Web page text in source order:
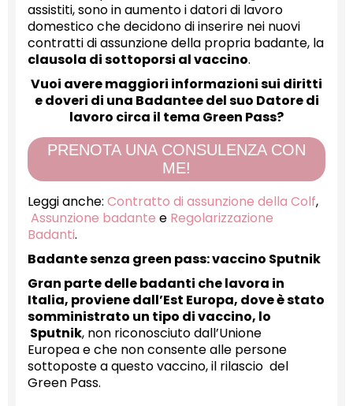
assistiti, sono in aumento i datori di lavoro
domestico che decidono di inserire nei nuovi
contratti di assunzione della propria badante, la
clausola di sottoporsi al vaccino.
Vuoi avere maggiori informazioni sui diritti
e doveri di una Badantee del suo Datore di
lavoro circa il tema Green Pass?
PRENOTA UNA CONSULENZA CON
ME!
Leggi anche: Contratto di assunzione della Colf,
Assunzione badante e Regolarizzazione
Badanti.
Badante senza green pass: vaccino Sputnik
Gran parte delle badanti che lavora in
Italia, proviene dall’Est Europa, dove è stato
somministrato un tipo di vaccino, lo
Sputnik, non riconosciuto dall’Unione
Europea e che non consente alle persone
sottoposte a questo vaccino, il rilascio del
Green Pass.